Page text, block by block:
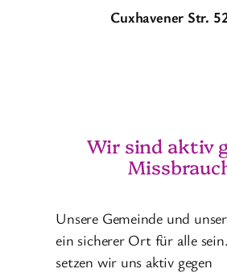
Cuxhavener Str.
Wir sind aktiv
Unsere Gemeinde und
ein sicherer Ort für alle
setzen wir uns aktiv gegen